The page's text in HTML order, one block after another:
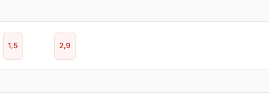
1,5 2,9